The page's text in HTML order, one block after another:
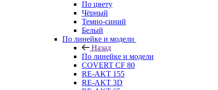
По цвету
Чёрный
Темно-синий
Белый
По линейке и модели
Назад
По линейке и модели
COVERT CF 80
RE-AKT 155
RE-AKT 3D